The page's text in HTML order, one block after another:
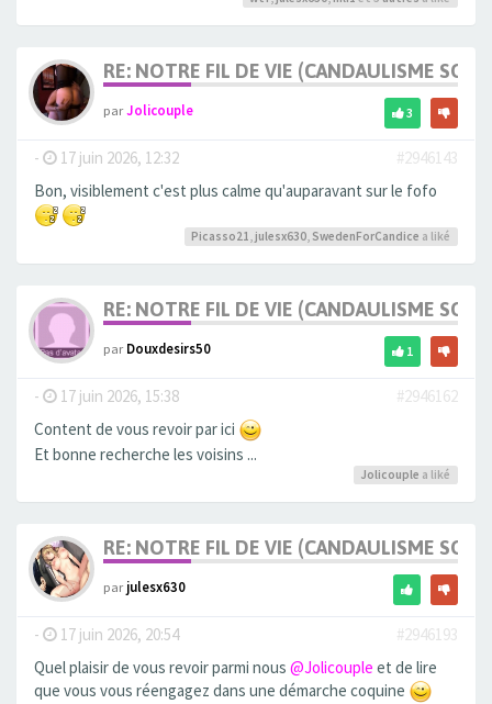
RE: NOTRE FIL DE VIE (CANDAULISME
parJolicouple 3
- 17 juin 2026, 12:32
#2946143
Bon, visiblement c'est plus calme qu'auparavant sur le fofo
Picasso21 julesx630 SwedenForCandice a liké
RE: NOTRE FIL DE VIE (CANDAULISME
parDouxdesirs50 1
- 17 juin 2026, 15:38
#2946162
Content de vous revoir par ici
Et bonne recherche les voisins ...
Jolicouple a liké
RE: NOTRE FIL DE VIE (CANDAULISME
parjulesx630
- 17 juin 2026, 20:54
#2946193
Quel plaisir de vous revoir parmi nous @Jolicouple et de lire
que vous vous réengagez dans une démarche coquine